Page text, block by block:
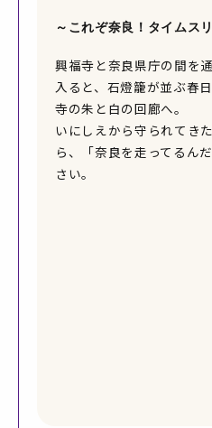
～これぞ奈良！タイムス
興福寺と奈良県庁の間を
入ると、石燈籠が並ぶ春
寺の朱と白の回廊へ。
いにしえから守られてき
ら、「奈良を走ってるん
さい。